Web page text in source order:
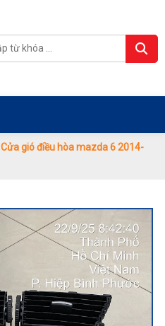
Cửa gió điều hòa mazda 6 2014-